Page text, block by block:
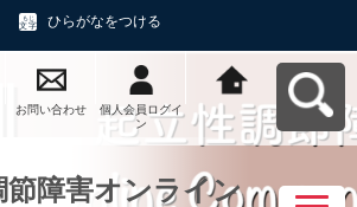
ひらがなをつける
お問い合わせ
個人会員ログイ
ン
江東区コミュニ
ティ活動支援サ
イト「ことこみ
節障害オンライン